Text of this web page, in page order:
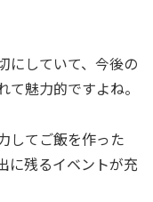
にしていて、今後の
魅力的ですよね。
してご飯を作った
に残るイベントが充